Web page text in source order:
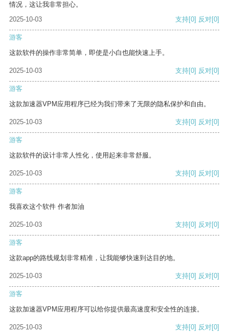
情况，这让我非常担心。
2025-10-03
支持[0] 反对[0]
游客
这款软件的操作非常简单，即使是小白也能快速上手。
2025-10-03 支持[0] 反对[0]
游客
这款加速器VPM应用程序已经为我们带来了无限的隐私保护和自由。
2025-10-03 支持[0] 反对[0]
游客
这款软件的设计非常人性化，使用起来非常舒服。
2025-10-03 支持[0] 反对[0]
游客
我喜欢这个软件 作者加油
2025-10-03 支持[0] 反对[0]
游客
这款app的路线规划非常精准，让我能够快速到达目的地。
2025-10-03 支持[0] 反对[0]
游客
这款加速器VPM应用程序可以给你提供最高速度和安全性的连接。
2025-10-03 支持[0] 反对[0]